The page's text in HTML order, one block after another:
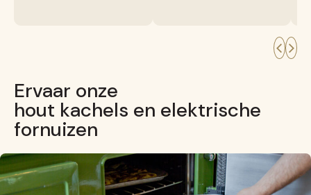
Ervaar onze
hout kachels en elektrische
fornuizen